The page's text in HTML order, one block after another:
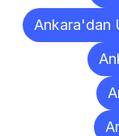
Ankara'dan